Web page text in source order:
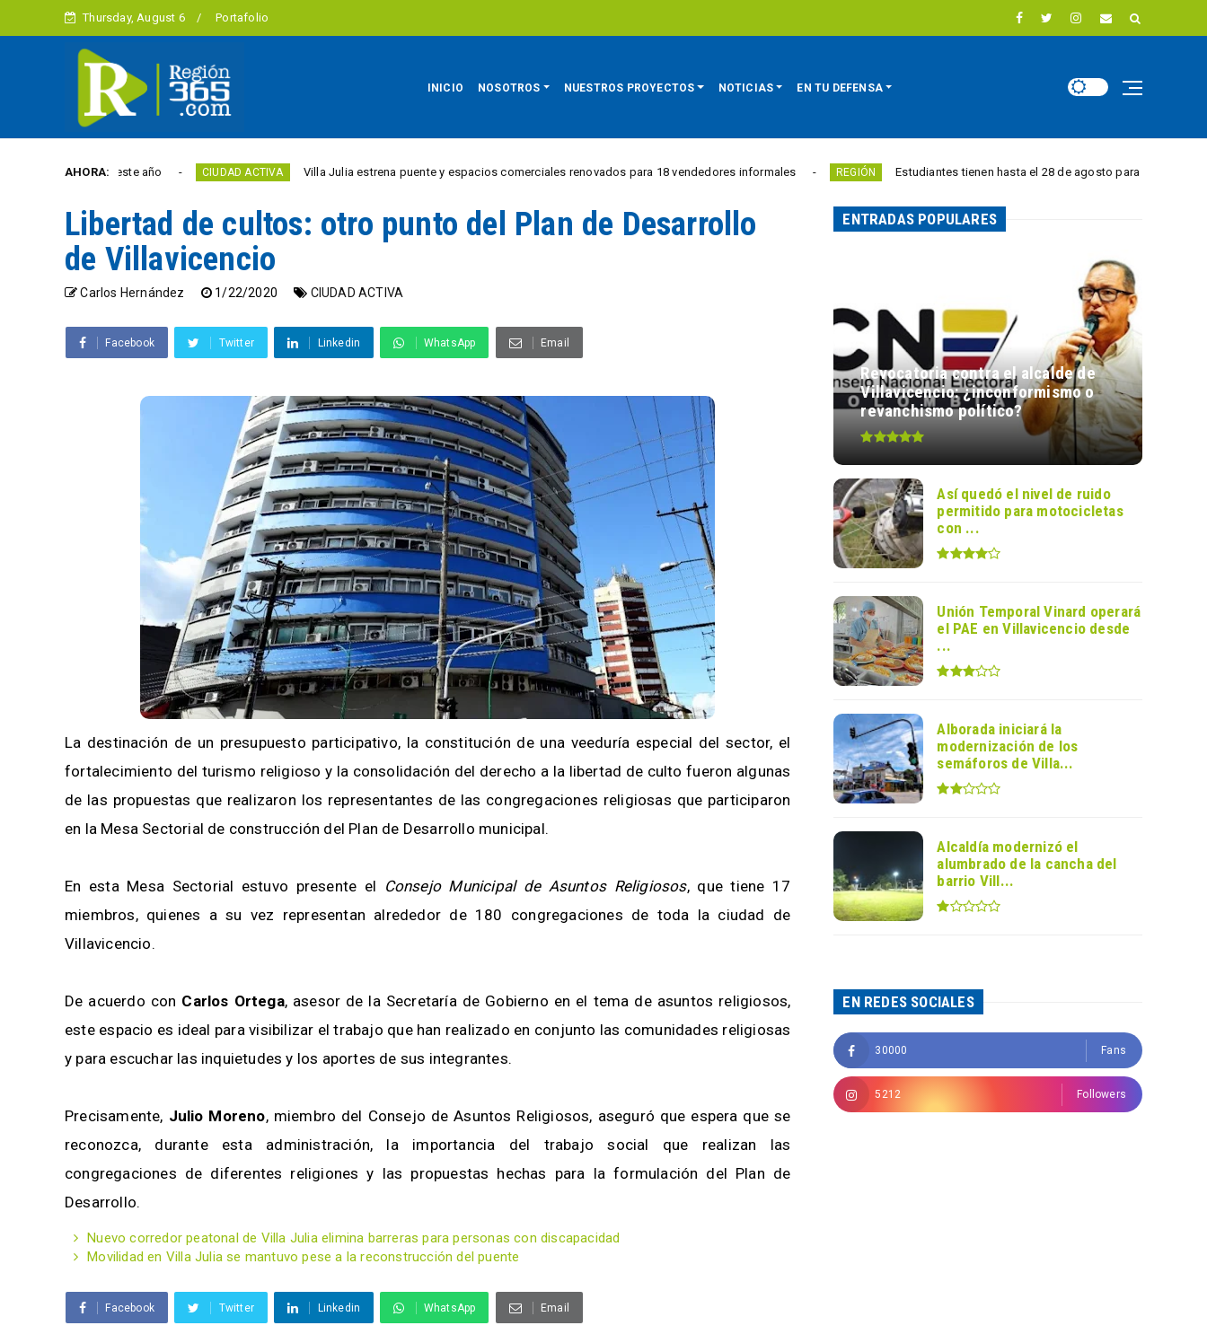
Thursday, August 6 Portafolio
INICIO NOSOTROS NUESTROS PROYECTOS NOTICIAS EN TU DEFENSA
AHORA:
libertad este año CIUDAD ACTIVA Villa Julia estrena puente y espacios comerciales renovados para 18 vendedores informales REGIÓN Estudiantes tienen hasta el 28 de agosto para competir por 10.000
Libertad de cultos: otro punto del Plan de Desarrollo
de Villavicencio
Carlos Hernández 1/22/2020 CIUDAD ACTIVA
Facebook Twitter Linkedin WhatsApp Email
La destinación de un presupuesto participativo, la constitución de una veeduría especial del sector, el
fortalecimiento del turismo religioso y la consolidación del derecho a la libertad de culto fueron algunas
de las propuestas que realizaron los representantes de las congregaciones religiosas que participaron
en la Mesa Sectorial de construcción del Plan de Desarrollo municipal.
En esta Mesa Sectorial estuvo presente el Consejo Municipal de Asuntos Religiosos, que tiene 17
miembros, quienes a su vez representan alrededor de 180 congregaciones de toda la ciudad de
Villavicencio.
De acuerdo con Carlos Ortega, asesor de la Secretaría de Gobierno en el tema de asuntos religiosos,
este espacio es ideal para visibilizar el trabajo que han realizado en conjunto las comunidades religiosas
y para escuchar las inquietudes y los aportes de sus integrantes.
Precisamente, Julio Moreno, miembro del Consejo de Asuntos Religiosos, aseguró que espera que se
reconozca, durante esta administración, la importancia del trabajo social que realizan las
congregaciones de diferentes religiones y las propuestas hechas para la formulación del Plan de
Desarrollo.
Nuevo corredor peatonal de Villa Julia elimina barreras para personas con discapacidad
Movilidad en Villa Julia se mantuvo pese a la reconstrucción del puente
Facebook Twitter Linkedin WhatsApp Email
ENTRADAS POPULARES
Revocatoria contra el alcalde de
Villavicencio: ¿inconformismo o
revanchismo político?
Así quedó el nivel de ruido
permitido para motocicletas
con ...
Unión Temporal Vinard operará
el PAE en Villavicencio desde
...
Alborada iniciará la
modernización de los
semáforos de Villa...
Alcaldía modernizó el
alumbrado de la cancha del
barrio Vill...
EN REDES SOCIALES
30000 Fans
5212 Followers